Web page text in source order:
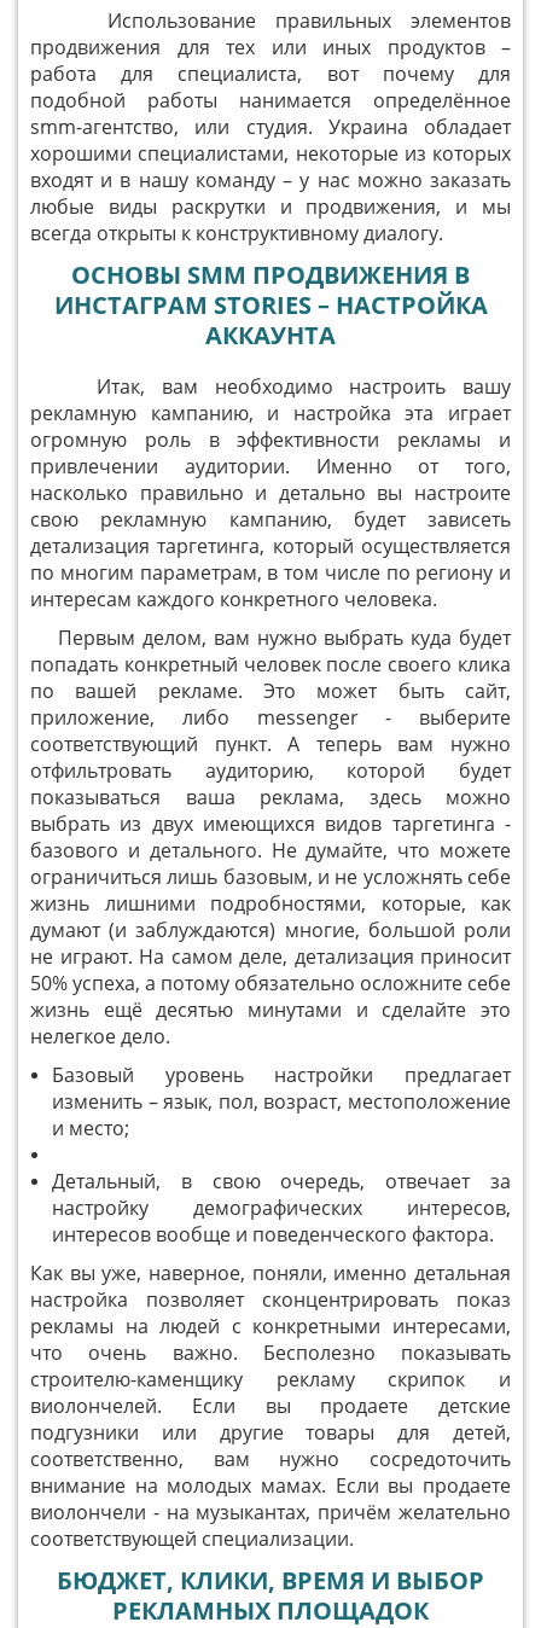
Использование правильных элементов
продвижения для тех или иных продуктов –
работа для специалиста, вот почему для
подобной работы нанимается определённое
smm-агентство, или студия. Украина обладает
хорошими специалистами, некоторые из которых
входят и в нашу команду – у нас можно заказать
любые виды раскрутки и продвижения, и мы
всегда открыты к конструктивному диалогу.
ОСНОВЫ SMM ПРОДВИЖЕНИЯ В
ИНСТАГРАМ STORIES – НАСТРОЙКА
АККАУНТА
Итак, вам необходимо настроить вашу
рекламную кампанию, и настройка эта играет
огромную роль в эффективности рекламы и
привлечении аудитории. Именно от того,
насколько правильно и детально вы настроите
свою рекламную кампанию, будет зависеть
детализация таргетинга, который осуществляется
по многим параметрам, в том числе по региону и
интересам каждого конкретного человека.
Первым делом, вам нужно выбрать куда будет
попадать конкретный человек после своего клика
по вашей рекламе. Это может быть сайт,
приложение, либо messenger - выберите
соответствующий пункт. А теперь вам нужно
отфильтровать аудиторию, которой будет
показываться ваша реклама, здесь можно
выбрать из двух имеющихся видов таргетинга -
базового и детального. Не думайте, что можете
ограничиться лишь базовым, и не усложнять себе
жизнь лишними подробностями, которые, как
думают (и заблуждаются) многие, большой роли
не играют. На самом деле, детализация приносит
50% успеха, а потому обязательно осложните себе
жизнь ещё десятью минутами и сделайте это
нелегкое дело.
Базовый уровень настройки предлагает
изменить – язык, пол, возраст, местоположение
и место;
Детальный, в свою очередь, отвечает за
настройку демографических интересов,
интересов вообще и поведенческого фактора.
Как вы уже, наверное, поняли, именно детальная
настройка позволяет сконцентрировать показ
рекламы на людей с конкретными интересами,
что очень важно. Бесполезно показывать
строителю-каменщику рекламу скрипок и
виолончелей. Если вы продаете детские
подгузники или другие товары для детей,
соответственно, вам нужно сосредоточить
внимание на молодых мамах. Если вы продаете
виолончели - на музыкантах, причём желательно
соответствующей специализации.
БЮДЖЕТ, КЛИКИ, ВРЕМЯ И ВЫБОР
РЕКЛАМНЫХ ПЛОЩАДОК